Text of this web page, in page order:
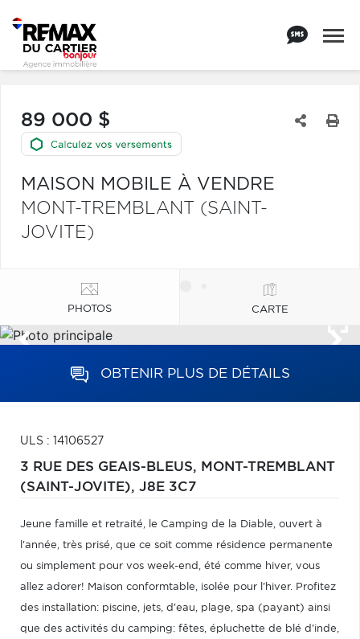
89 000 $
MAISON MOBILE À VENDRE
MONT-TREMBLANT (SAINT-
JOVITE)
PHOTOS CARTE
OBTENIR PLUS DE DÉTAILS
ULS : 14106527
3 RUE DES GEAIS-BLEUS, MONT-TREMBLANT
(SAINT-JOVITE), J8E 3C7
Jeune famille et retraité, le Camping de la Diable, ouvert à
l'année, très prisé, que ce soit comme résidence permanente
ou simplement pour vos week-end, été comme hiver, vous
allez adorer! Maison conformtable, isolée pour l'hiver. Profitez
des installation: piscine, jets, d'eau, plage, spa (payant) ainsi
que des activités du camping: fêtes, épluchette de blé d'inde,